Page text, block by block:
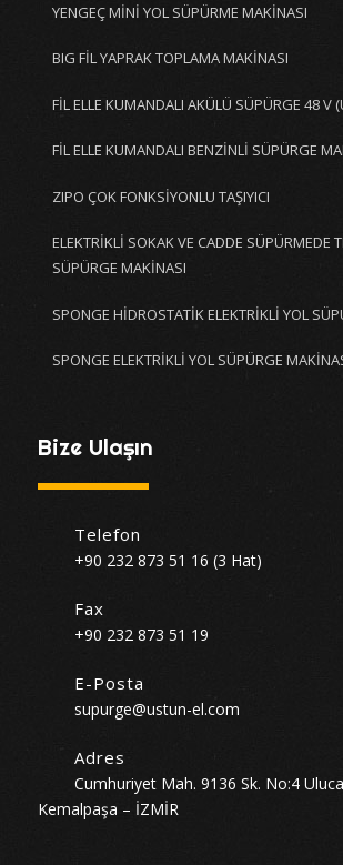
YENGEÇ MİNİ YOL SÜPÜRME MAKİNASI
BIG FİL YAPRAK TOPLAMA MAKİNASI
FİL ELLE KUMANDALI AKÜLÜ SÜPÜRGE 48 V
FİL ELLE KUMANDALI BENZİNLİ SÜPÜRGE
ZIPO ÇOK FONKSİYONLU TAŞIYICI
ELEKTRİKLİ SOKAK VE CADDE SÜPÜRMEDE
SÜPÜRGE MAKİNASI
SPONGE HİDROSTATİK ELEKTRİKLİ YOL
SPONGE ELEKTRİKLİ YOL SÜPÜRGE
Bize Ulaşın
Telefon
+90 232 873 51 16 (3 Hat)
Fax
+90 232 873 51 19
E-Posta
supurge@ustun-el.com
Adres
Cumhuriyet Mah. 9136 Sk. No:4
Kemalpaşa – İZMİR